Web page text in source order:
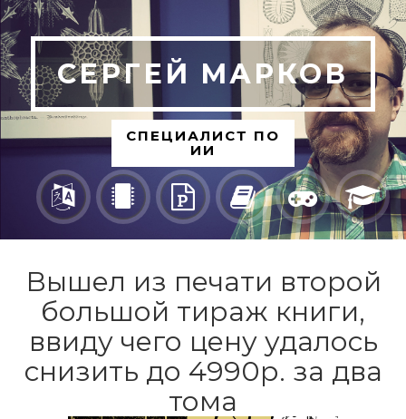
СЕРГЕЙ МАРКОВ
СПЕЦИАЛИСТ ПО
ИИ
Вышел из печати второй
большой тираж книги,
ввиду чего цену удалось
снизить до 4990р. за два
тома